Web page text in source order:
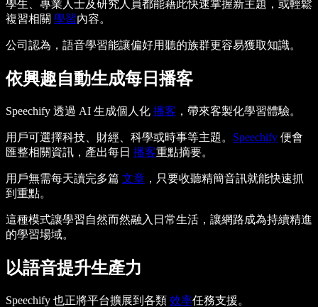
學生、專業人士及研究人員都能藉此快速掌握新主題，或輕鬆
複習相關 學習內容。
公司認為，語音學習能讓偏好用聽的族群更容易獲取知識。
依興趣自動生成每日播客
Speechify 透過 AI 生成個人化 播客 ，帶來客製化學習體驗。
用戶可選擇科技、財經、科學或時事等主題。 Speechify 便會
匯整相關資訊，產出每日 播客重點摘要。
用戶無需每天讀完多篇 文章 ，只要收聽精簡音訊就能快速抓
到重點。
這種模式讓學習自然而然融入日常生活，讓網路成為持續精進
的學習場域。
以語音提升生產力
Speechify 也正將平台擴展到各類 效率任務支援。